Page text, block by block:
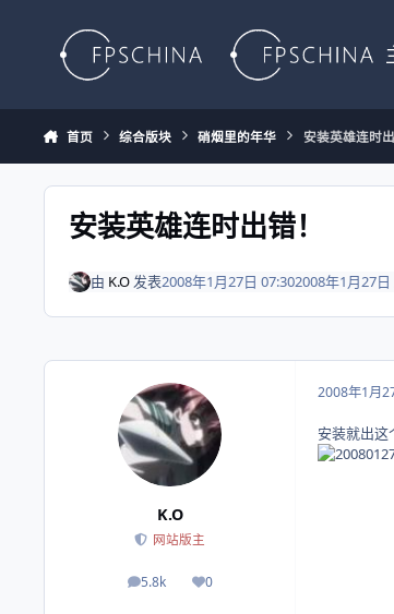
首页 综合版块 硝烟里的年华 安装英雄连时出
安装英雄连时出错！
由 K.O发表2008年1月27日 07:302008年1月27日
K.O
网站版主
5.8k
帖子 0
荣誉积分
2008年1月
安装就出这